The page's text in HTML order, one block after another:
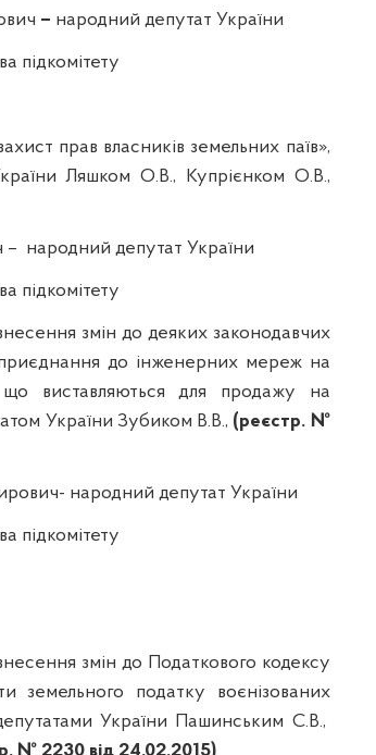
– народний депутат України
підкомітету
прав власників земельних паїв»,
Ляшком О.В., Купрієнком О.В.,
– народний депутат України
підкомітету
змін до деяких законодавчих
до інженерних мереж на
що виставляються для продажу на
України Зубиком В.В., (реєстр. №
народний депутат України
підкомітету
змін до Податкового кодексу
земельного податку воєнізованих
України Пашинським С.В.,